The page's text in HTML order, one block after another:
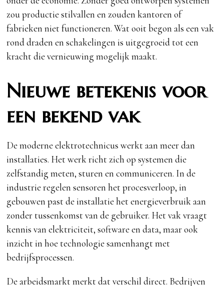
zou productie stilvallen en zouden kantoren of
fabrieken niet functioneren. Wat ooit begon als een vak
rond draden en schakelingen is uitgegroeid tot een
kracht die vernieuwing mogelijk maakt.
Nieuwe betekenis voor
een bekend vak
De moderne elektrotechnicus werkt aan meer dan
installaties. Het werk richt zich op systemen die
zelfstandig meten, sturen en communiceren. In de
industrie regelen sensoren het procesverloop, in
gebouwen past de installatie het energieverbruik aan
zonder tussenkomst van de gebruiker. Het vak vraagt
kennis van elektriciteit, software en data, maar ook
inzicht in hoe technologie samenhangt met
bedrijfsprocessen.
De arbeidsmarkt merkt dat verschil direct. Bedrijven